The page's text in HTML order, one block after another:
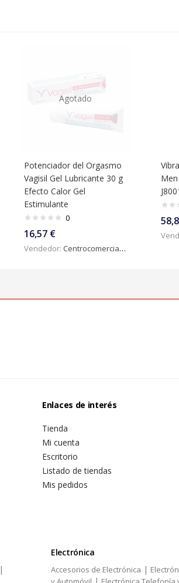
Agotado
Potenciador del Orgasmo
Vagisil Gel Lubricante 30 g
Efecto Calor Gel
Estimulante
0
16,57 €
Vendedor: Centrocomercialdigital
Enlaces de interés
Tienda
Mi cuenta
Escritorio
Listado de tiendas
Mis pedidos
|
Electrónica
Accesorios de Electrónica |